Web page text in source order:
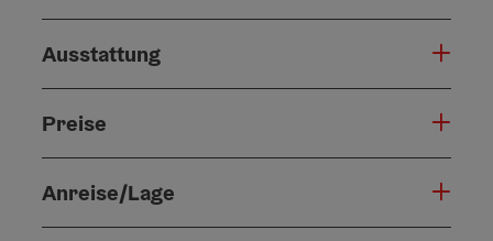
Ausstattung
Preise
Anreise/Lage